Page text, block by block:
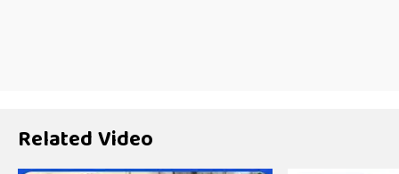
Related Video